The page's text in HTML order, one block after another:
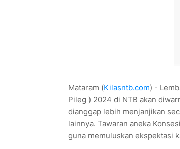
Mataram (Kilasntb.com) -
Pileg ) 2024 di NTB akan
dianggap lebih menjanjikan
lainnya. Tawaran aneka
guna memuluskan ekspektasi